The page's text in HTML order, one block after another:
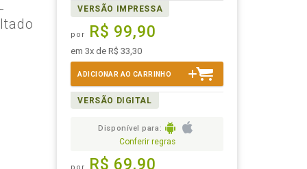
-
VERSÃO IMPRESSA
por R$ 99,90
em 3x de R$ 33,30
ADICIONAR AO CARRINHO
VERSÃO DIGITAL
Disponível para:
Conferir regras
R$ 69,90